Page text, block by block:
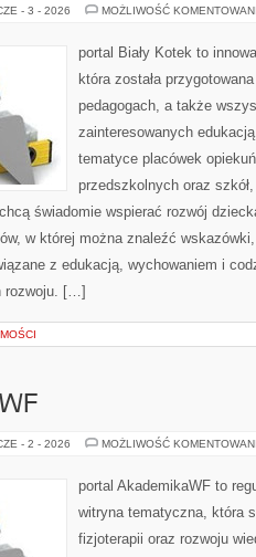
- 3 - 2026 MOŻLIWOŚĆ
portal Biały Kotek to
która została
pedagogach, a także
zainteresowanych
tematyce placówek
przedszkolnych oraz
świadomie wspierać rozwój
w której można znaleźć
z edukacją, wychowaniem i
rozwoju. […]
- 2 - 2026 MOŻLIWOŚĆ
portal AkademikaWF to
witryna tematyczna, która
fizjoterapii oraz rozwoju